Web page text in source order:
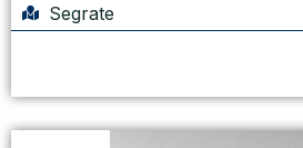
Segrate